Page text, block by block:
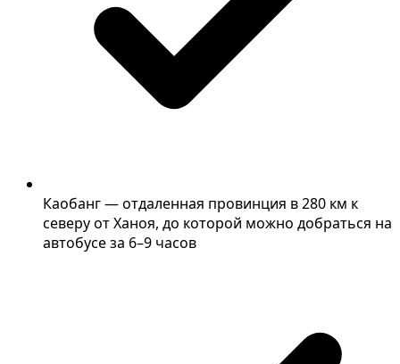
Каобанг — отдаленная провинция в 280 км к
северу от Ханоя, до которой можно добраться на
автобусе за 6–9 часов